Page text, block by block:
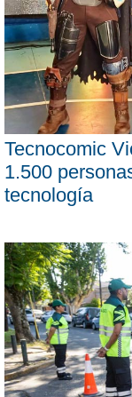
Tecnocomic
1.500
tecnología